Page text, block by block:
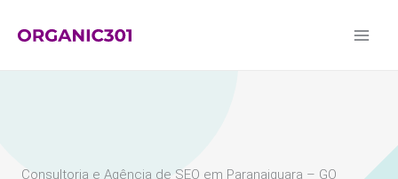
para
Consultoria e Agência de SEO em Paranaiguara – GO